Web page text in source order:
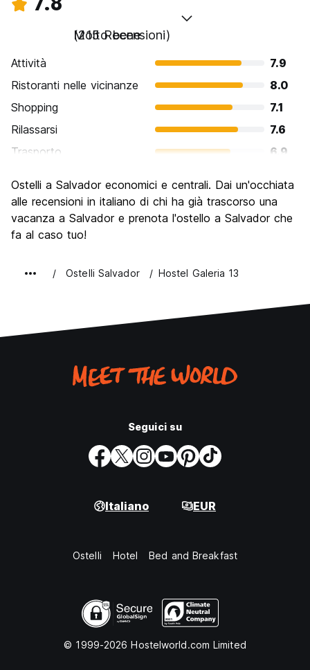
Molto bene
(215 Recensioni)
Attività
7.9
Ristoranti nelle vicinanze
8.0
Shopping
7.1
Rilassarsi
7.6
Trasporto
6.9
Luoghi di interesse culturale
8.8
Festa / Vita notturna
8.0
Qualita' Prezzo
Ostelli a Salvador economici e centrali. Dai un'occhiata
alle recensioni in italiano di chi ha già trascorso una
vacanza a Salvador e prenota l'ostello a Salvador che
fa al caso tuo!
Ostelli Salvador Hostel Galeria 13
Seguici su
Italiano EUR
Ostelli Hotel Bed and Breakfast
© 1999-2026 Hostelworld.com Limited